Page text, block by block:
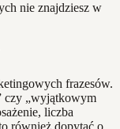
nie znajdziesz w
frazesów.
czy „wyjątkowym
liczba
również dopytać o